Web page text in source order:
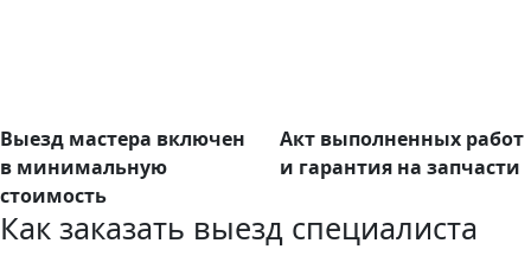
Выезд мастера включен
в минимальную
стоимость
Акт выполненных работ
и гарантия на запчасти
Как заказать выезд специалиста